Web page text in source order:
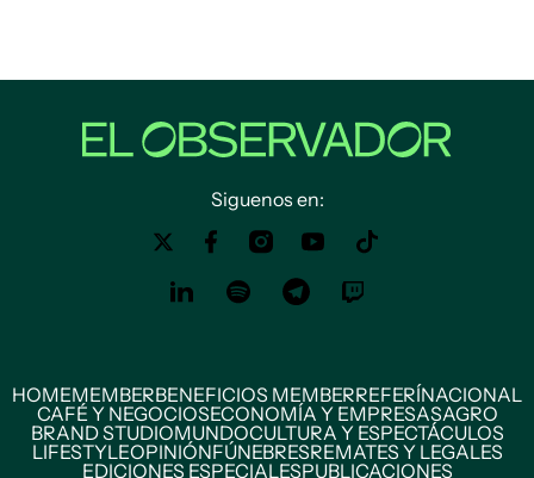
Siguenos en:
HOMEMEMBERBENEFICIOS MEMBERREFERÍNACIONAL
CAFÉ Y NEGOCIOSECONOMÍA Y EMPRESASAGRO
BRAND STUDIOMUNDOCULTURA Y ESPECTÁCULOS
LIFESTYLEOPINIÓNFÚNEBRESREMATES Y LEGALES
EDICIONES ESPECIALESPUBLICACIONES